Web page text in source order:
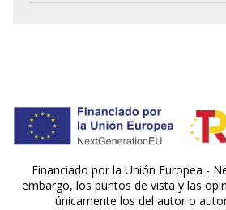
Financiado por la Unión Europea -
embargo, los puntos de vista y las
únicamente los del autor o